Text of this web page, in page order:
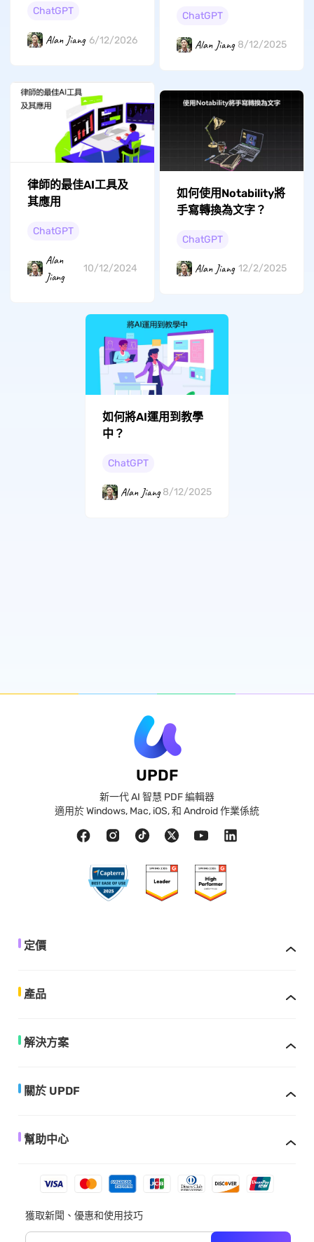
ChatGPT
Alan Jiang 6/12/2026
ChatGPT
Alan Jiang 8/12/2025
律師的最佳AI工具及
其應用
ChatGPT
Alan
Jiang
10/12/2024
如何使用Notability將
手寫轉換為文字？
ChatGPT
Alan Jiang 12/2/2025
如何將AI運用到教學
中？
ChatGPT
Alan Jiang 8/12/2025
UPDF
新一代 AI 智慧 PDF 編輯器
適用於 Windows, Mac, iOS, 和 Android 作業係統
定價
產品
解決方案
關於 UPDF
幫助中心
獲取新聞、優惠和使用技巧